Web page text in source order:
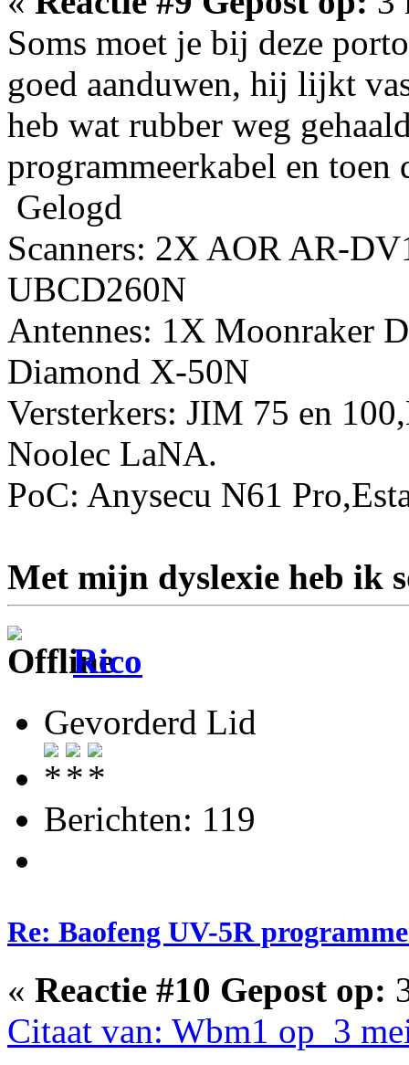
Soms moet je bij deze
goed aanduwen, hij lijkt
heb wat rubber weg
programmeerkabel en toen
Gelogd
Scanners: 2X AOR AR-
UBCD260N
Antennes: 1X Moonraker
Diamond X-50N
Versterkers: JIM 75 en
Noolec LaNA.
PoC: Anysecu N61
Met mijn dyslexie heb ik
Rico
Gevorderd Lid
Berichten: 119
Re: Baofeng UV-5R
« Reactie #10 Gepost op:
Citaat van: Wbm1 op 3